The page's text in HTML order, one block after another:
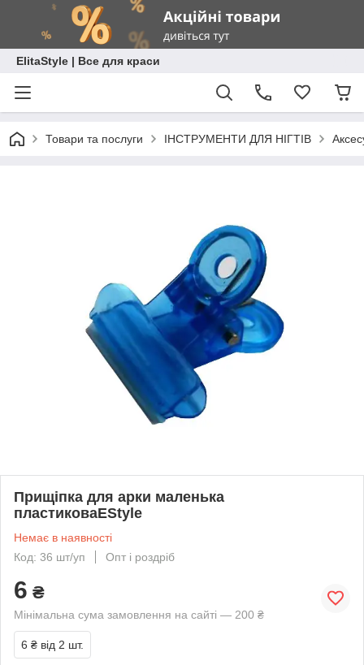
ElitaStyle | Все для краси
Товари та послуги ІНСТРУМЕНТИ ДЛЯ НІГТІВ
Прищіпка для арки маленька
пластиковаEStyle
Немає в наявності
Код: 36 шт/уп
Опт і роздріб
6 ₴
Мінімальна сума замовлення на сайті — 200 ₴
6 ₴ від 2 шт.